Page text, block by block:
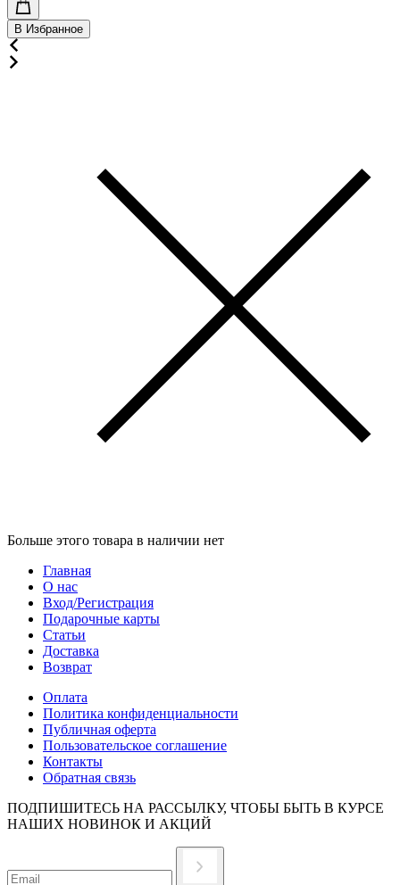
В Избранное
Больше этого товара в наличии нет
Главная
О нас
Вход/Регистрация
Подарочные карты
Статьи
Доставка
Возврат
Оплата
Политика конфиденциальности
Публичная оферта
Пользовательское соглашение
Контакты
Обратная связь
ПОДПИШИТЕСЬ НА РАССЫЛКУ, ЧТОБЫ БЫТЬ В КУРСЕ
НАШИХ НОВИНОК И АКЦИЙ